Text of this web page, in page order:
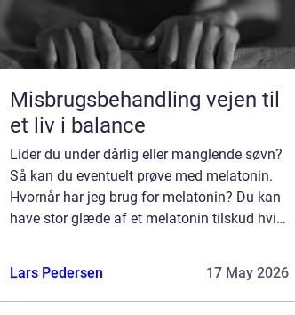
Misbrugsbehandling vejen til
et liv i balance
Lider du under dårlig eller manglende søvn?
Så kan du eventuelt prøve med melatonin.
Hvornår har jeg brug for melatonin? Du kan
have stor glæde af et melatonin tilskud hvis
Lars Pedersen 17 May 2026